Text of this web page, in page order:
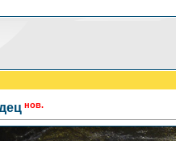
нов.